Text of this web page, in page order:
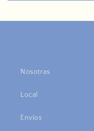
Nosotras
Local
Envíos